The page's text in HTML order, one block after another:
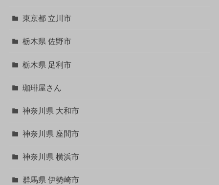
東京都 立川市
栃木県 佐野市
栃木県 足利市
珈琲屋さん
神奈川県 大和市
神奈川県 座間市
神奈川県 横浜市
群馬県 伊勢崎市